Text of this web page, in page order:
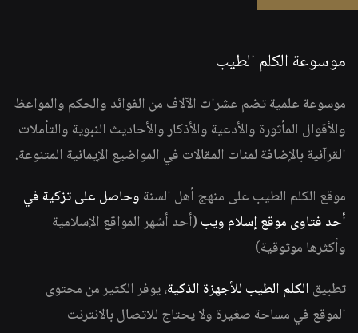
موسوعة الكلم الطيب
موسوعة علمية تضم عشرات الآلاف من الفوائد والحكم والمواعظ
والأقوال المأثورة والأدعية والأذكار والأحاديث النبوية والتأملات
القرآنية بالإضافة لمئات المقالات في المواضيع الإيمانية المتنوعة.
موقع الكلم الطيب على منهج أهل السنة وحاصل على تزكية في
أحد فتاوى موقع إسلام ويب (أحد أشهر المواقع الإسلامية
وأكثرها موثوقية)
تطبيق الكلم الطيب للأجهزة الذكية، يوفر الكثير من محتوى
الموقع في مساحة صغيرة ولا يحتاج للاتصال بالانترنت